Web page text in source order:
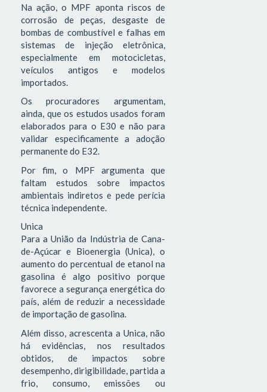
Na ação, o MPF aponta riscos de
corrosão de peças, desgaste de
bombas de combustível e falhas em
sistemas de injeção eletrônica,
especialmente em motocicletas,
veículos antigos e modelos
importados.
Os procuradores argumentam,
ainda, que os estudos usados foram
elaborados para o E30 e não para
validar especificamente a adoção
permanente do E32.
Por fim, o MPF argumenta que
faltam estudos sobre impactos
ambientais indiretos e pede perícia
técnica independente.
Unica
Para a União da Indústria de Cana-
de-Açúcar e Bioenergia (Unica), o
aumento do percentual de etanol na
gasolina é algo positivo porque
favorece a segurança energética do
país, além de reduzir a necessidade
de importação de gasolina.
Além disso, acrescenta a Unica, não
há evidências, nos resultados
obtidos, de impactos sobre
desempenho, dirigibilidade, partida a
frio, consumo, emissões ou